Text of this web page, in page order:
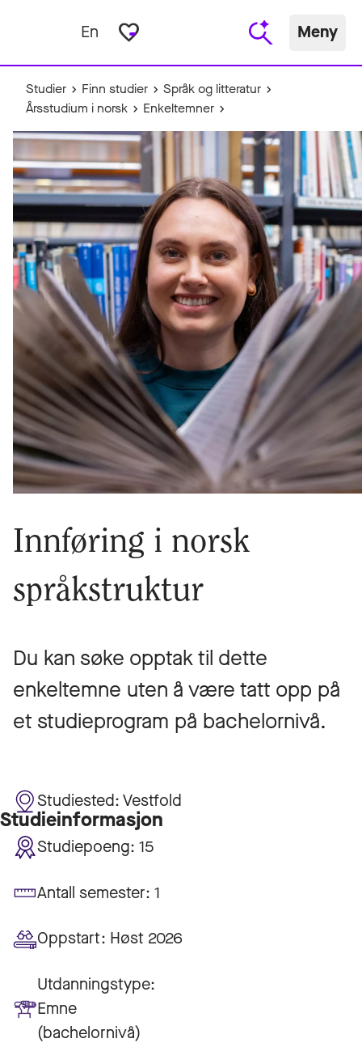
En favorite_border Meny
Studier Finn studier
Språk og litteratur
Årsstudium i norsk
Enkeltemner
Innføring i norsk
språkstruktur
Du kan søke opptak til dette
enkeltemne uten å være tatt opp på
et studieprogram på bachelornivå.
Studieinformasjon
Studiested:Vestfold
Studiepoeng: 15
Antall semester: 1
Oppstart: Høst 2026
Utdanningstype:
Emne
(bachelornivå)